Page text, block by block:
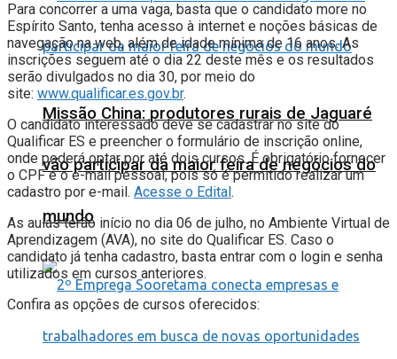
Missão China: produtores rurais de Jaguaré
vão participar da maior feira de negócios do
mundo
Para concorrer a uma vaga, basta que o candidato more no
Espírito Santo, tenha acesso à internet e noções básicas de
navegação na web, além de idade mínima de 16 anos. As
inscrições seguem até o dia 22 deste mês e os resultados
serão divulgados no dia 30, por meio do
site: www.qualificar.es.gov.br.
O candidato interessado deve se cadastrar no site do
Qualificar ES e preencher o formulário de inscrição online,
onde poderá optar por até dois cursos. É obrigatório fornecer
o CPF e o e-mail pessoal, pois só é permitido realizar um
cadastro por e-mail. Acesse o Edital .
As aulas terão início no dia 06 de julho, no Ambiente Virtual de
Aprendizagem (AVA), no site do Qualificar ES. Caso o
candidato já tenha cadastro, basta entrar com o login e senha
utilizados em cursos anteriores.
Confira as opções de cursos oferecidos: